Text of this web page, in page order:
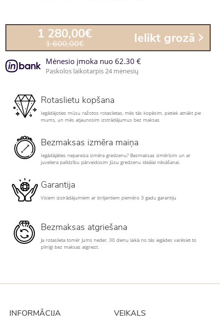
1 280,00€
1 600,00€ Ielikt grozā
Mėnesio įmoka nuo 62.30 €
Paskolos laikotarpis 24 mėnesių
Rotaslietu kopšana
Iegādājoties mūsu ražotos rotaslietas, mēs tās kopēsim, pietiek atnākt pie
mums, un mēs atjaunosim izstrādājumus bez maksas
Bezmaksas izmēra maiņa
Iegādājāties nepareiza izmēra gredzenu? Bezmaksas izmērīsim un ar
juveliera palīdzību pārveidosim Jūsu gredzenu ideālai nēsāšanai.
Garantija
Visiem izstrādājumiem ar briljantiem piemēro 3 gadu garantiju
Bezmaksas atgriešana
Ja rotaslieta tomēr Jums neder, 30 dienu laikā no tās iegādes varēsiet to
pilnīgi bez maksas atgriezt.
INFORMĀCIJA VEIKALS